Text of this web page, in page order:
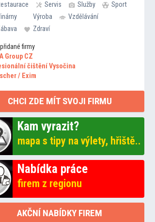
Servis Služby
Sport
Výroba
Vzdělávání
Zdraví
firmy
Group CZ
čištění Vysočina
/ Exim
CHCI ZDE MÍT SVOJI FIRMU
Kam vyrazit?
mapa s tipy na výlety, hřiště..
Nabídka práce
firem z regionu
AKČNÍ NABÍDKY FIREM